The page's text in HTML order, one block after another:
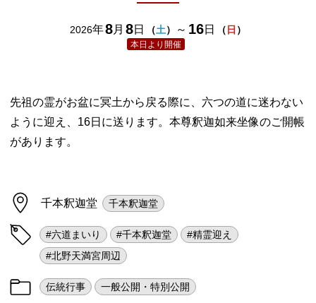
本日より開催
2026年8月 8日 （土） ～ 16日 （ 日 ）
先祖の霊がお盆に冥土から戻る際に、六つの道に迷わない
ように迎え、16日に送ります。本尊釈迦如来坐像のご開帳
があります。
千本釈迦堂 千本釈迦堂
#六道まいり #千本釈迦堂
#精霊迎え
#北野天満宮周辺
伝統行事 一般公開・特別公開